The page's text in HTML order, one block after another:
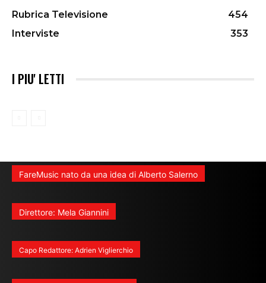
Rubrica Televisione
454
Interviste
353
I PIU' LETTI
FareMusic nato da una idea di Alberto Salerno
Direttore: Mela Giannini
Capo Redattore: Adrien Viglierchio